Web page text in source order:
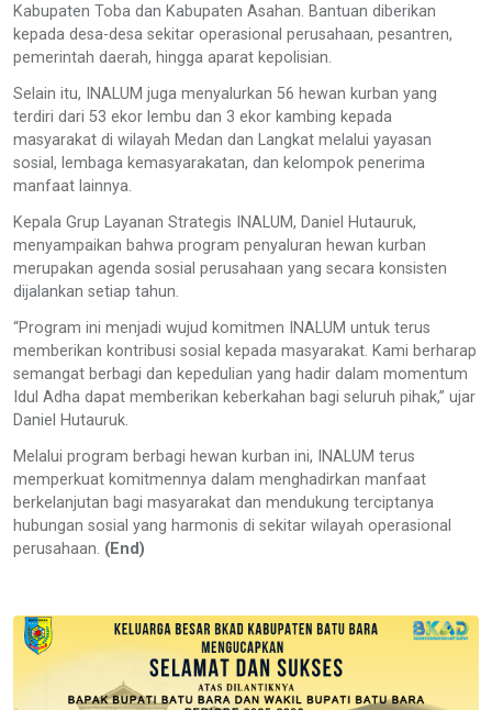
Kabupaten Toba dan Kabupaten Asahan. Bantuan diberikan
kepada desa-desa sekitar operasional perusahaan, pesantren,
pemerintah daerah, hingga aparat kepolisian.
Selain itu, INALUM juga menyalurkan 56 hewan kurban yang
terdiri dari 53 ekor lembu dan 3 ekor kambing kepada
masyarakat di wilayah Medan dan Langkat melalui yayasan
sosial, lembaga kemasyarakatan, dan kelompok penerima
manfaat lainnya.
Kepala Grup Layanan Strategis INALUM, Daniel Hutauruk,
menyampaikan bahwa program penyaluran hewan kurban
merupakan agenda sosial perusahaan yang secara konsisten
dijalankan setiap tahun.
“Program ini menjadi wujud komitmen INALUM untuk terus
memberikan kontribusi sosial kepada masyarakat. Kami berharap
semangat berbagi dan kepedulian yang hadir dalam momentum
Idul Adha dapat memberikan keberkahan bagi seluruh pihak,” ujar
Daniel Hutauruk.
Melalui program berbagi hewan kurban ini, INALUM terus
memperkuat komitmennya dalam menghadirkan manfaat
berkelanjutan bagi masyarakat dan mendukung terciptanya
hubungan sosial yang harmonis di sekitar wilayah operasional
perusahaan. (End)